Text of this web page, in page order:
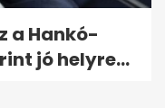
a Hankó-
jó helyre...